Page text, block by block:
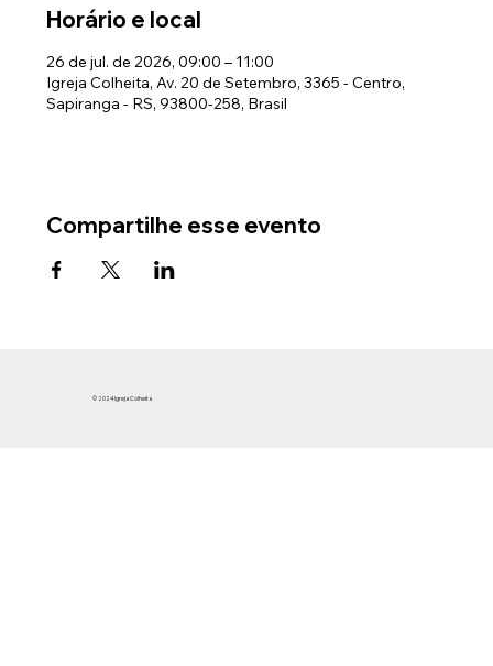
Horário e local
26 de jul. de 2026, 09:00 – 11:00
Igreja Colheita, Av. 20 de Setembro, 3365 - Centro,
Sapiranga - RS, 93800-258, Brasil
Compartilhe esse evento
© 2024 Igreja Colheita